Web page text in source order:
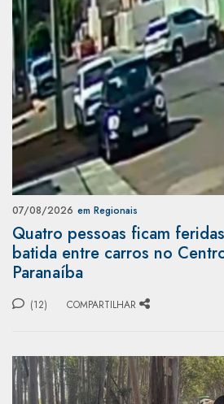
07/08/2026 em Regionais
Quatro pessoas ficam
batida entre carros no
Paranaíba
(12) COMPARTILHAR